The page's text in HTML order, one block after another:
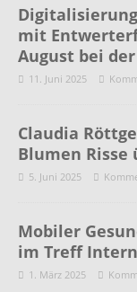
mit
August bei der
11. Juni 2025
Claudia
Blumen
5. Juni 2025
Mobiler
im Treff
1. März 2025